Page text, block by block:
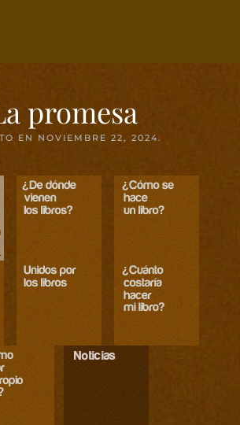
promesa
EN NOVIEMBRE 22, 2024.